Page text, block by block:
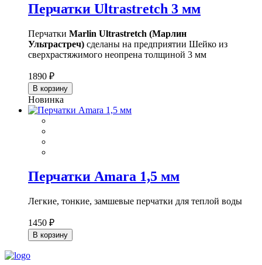
Перчатки Ultrastretch 3 мм
Перчатки Marlin Ultrastretch (Марлин
Ультрастреч) сделаны на предприятии Шейко из
сверхрастяжимого неопрена толщиной 3 мм
1890 ₽
В корзину
Новинка
Перчатки Amara 1,5 мм
Легкие, тонкие, замшевые перчатки для теплой воды
1450 ₽
В корзину